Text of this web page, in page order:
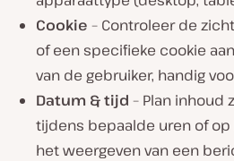
Cookie – Controleer de
of een specifieke cookie
van de gebruiker, handig
Datum & tijd – Plan inhoud
tijdens bepaalde uren of op
het weergeven van een